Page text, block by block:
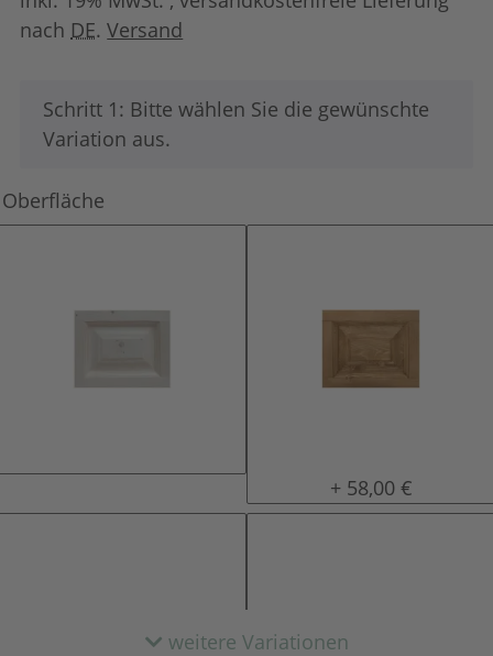
nach DE.Versand
x
Schritt 1: Bitte wählen Sie die gewünschte
Variation aus.
Oberfläche
gewachst
+ 58,00 €
weitere Variationen